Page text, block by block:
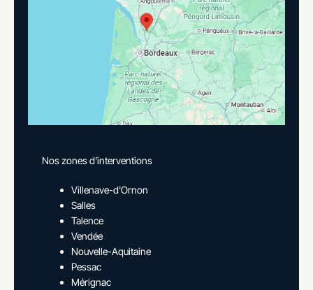
Nos zones d’interventions
Villenave-d'Ornon
Salles
Talence
Vendée
Nouvelle-Aquitaine
Pessac
Mérignac